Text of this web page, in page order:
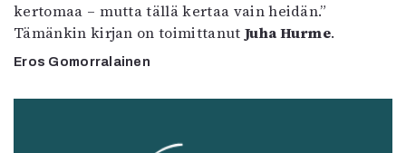
kertomaa – mutta tällä kertaa vain heidän.”
Tämänkin kirjan on toimittanut Juha Hurme.
Eros Gomorralainen